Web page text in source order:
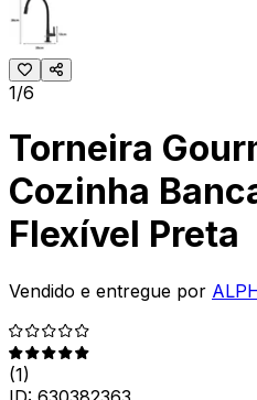
1/6
Torneira
Cozinha
Flexível Preta
Vendido e entregue por
(1)